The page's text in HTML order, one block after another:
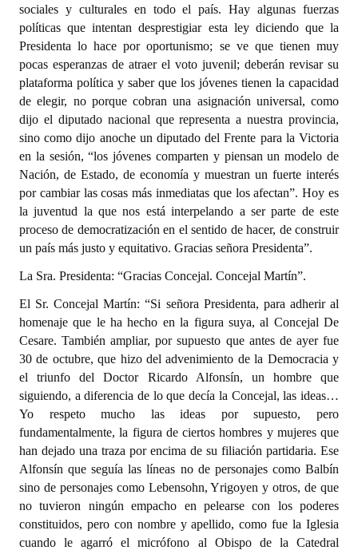
sociales y culturales en todo el país. Hay algunas fuerzas
políticas que intentan desprestigiar esta ley diciendo que la
Presidenta lo hace por oportunismo; se ve que tienen muy
pocas esperanzas de atraer el voto juvenil; deberán revisar su
plataforma política y saber que los jóvenes tienen la capacidad
de elegir, no porque cobran una asignación universal, como
dijo el diputado nacional que representa a nuestra provincia,
sino como dijo anoche un diputado del Frente para la Victoria
en la sesión, “los jóvenes comparten y piensan un modelo de
Nación, de Estado, de economía y muestran un fuerte interés
por cambiar las cosas más inmediatas que los afectan”. Hoy es
la juventud la que nos está interpelando a ser parte de este
proceso de democratización en el sentido de hacer, de construir
un país más justo y equitativo. Gracias señora Presidenta”.
La Sra. Presidenta: “Gracias Concejal. Concejal Martín”.
El Sr. Concejal Martín: “Si señora Presidenta, para adherir al
homenaje que le ha hecho en la figura suya, al Concejal De
Cesare. También ampliar, por supuesto que antes de ayer fue
30 de octubre, que hizo del advenimiento de la Democracia y
el triunfo del Doctor Ricardo Alfonsín, un hombre que
siguiendo, a diferencia de lo que decía la Concejal, las ideas…
Yo respeto mucho las ideas por supuesto, pero
fundamentalmente, la figura de ciertos hombres y mujeres que
han dejado una traza por encima de su filiación partidaria. Ese
Alfonsín que seguía las líneas no de personajes como Balbín
sino de personajes como Lebensohn, Yrigoyen y otros, de que
no tuvieron ningún empacho en pelearse con los poderes
constituidos, pero con nombre y apellido, como fue la Iglesia
cuando le agarró el micrófono al Obispo de la Catedral